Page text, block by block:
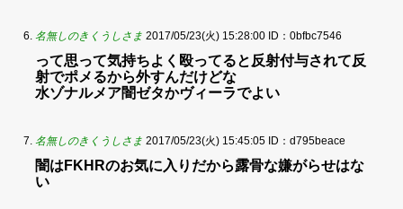
名無しのきくうしさま 2017/05/23(火) 15:28:00 ID：0bfbc7546
って思って気持ちよく殴ってると反射付与されて反
射でポメるから外すんだけどな
水ゾナルメア闇ゼタかヴィーラでよい
名無しのきくうしさま 2017/05/23(火) 15:45:05 ID：d795beace
闇はFKHRのお気に入りだから露骨な嫌がらせはな
い